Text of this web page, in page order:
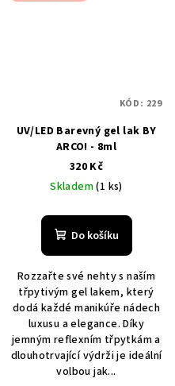
UV/LED Barevný gel lak BY
ARCO! - 8ml
320 Kč
Skladem(1 ks)
Do košíku
Rozzařte své nehty s naším
třpytivým gel lakem, který
dodá každé manikúře nádech
luxusu a elegance. Díky
jemným reflexním třpytkám a
dlouhotrvající výdrži je ideální
volbou jak...
KÓD: 229